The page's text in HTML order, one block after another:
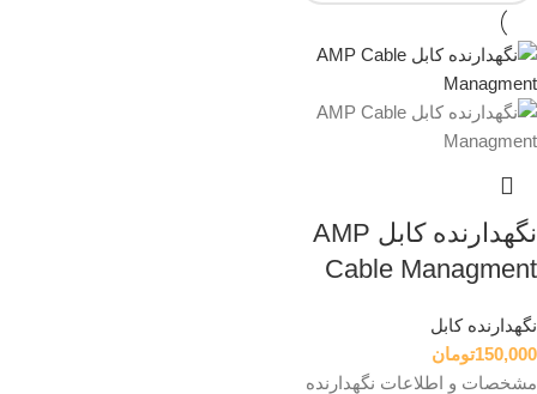
نگهدارنده کابل AMP
Cable Managment
نگهدارنده کابل
150,000تومان
مشخصات و اطلاعات نگهدارنده